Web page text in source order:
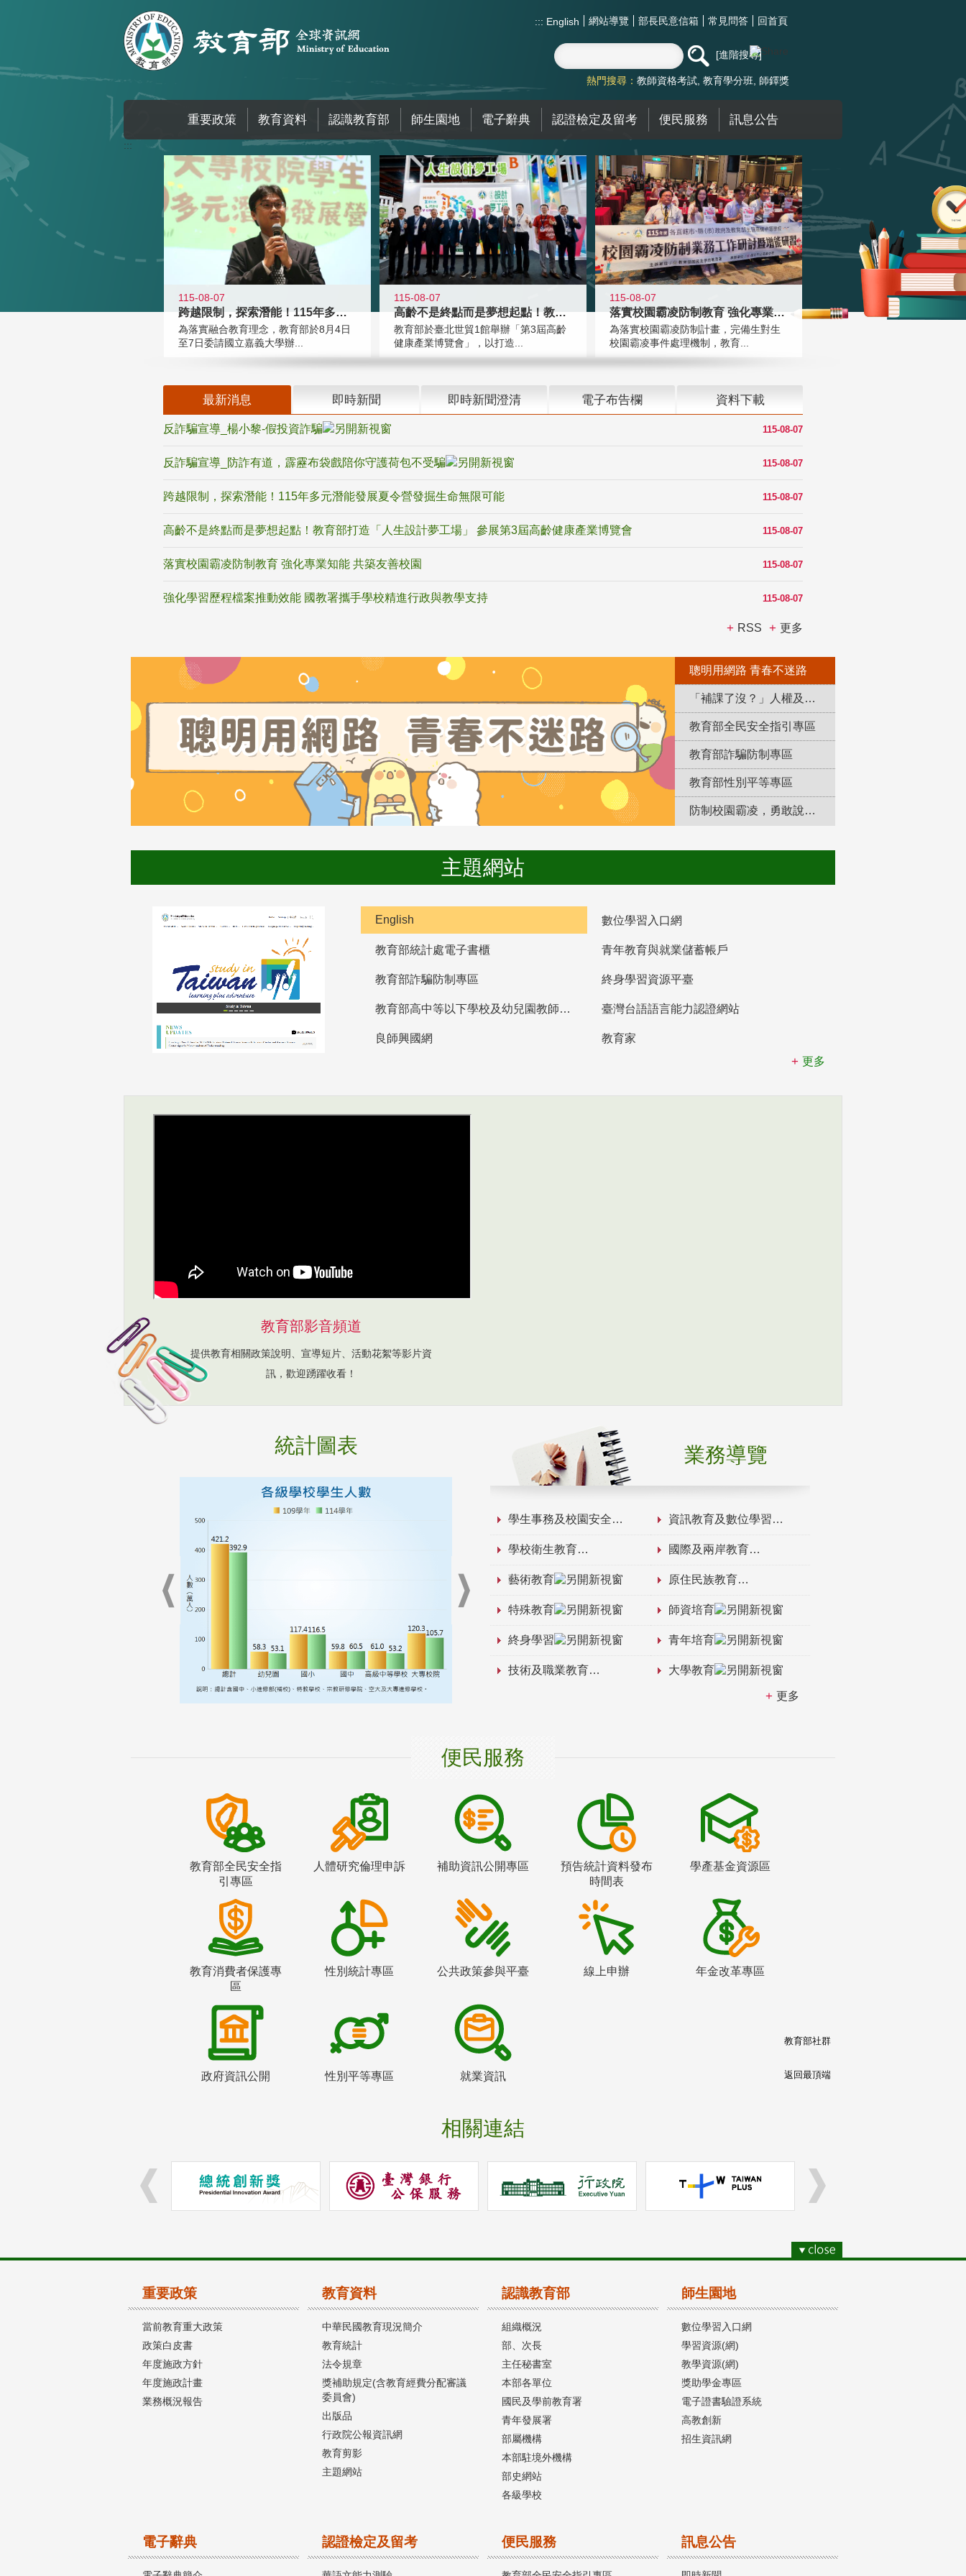
::: English 網站導覽 部長民意信箱 常見問答 回首頁
進階搜尋
熱門搜尋： 教師資格考試 教育學分班 師鐸獎
重要政策 教育資料 認識教育部 師生園地 電子辭典 認證檢定及留考 便民服務 訊息公告
:::
115-08-07
跨越限制，探索潛能！115年多元潛
為落實融合教育理念，教育部於8月4日
至7日委請國立嘉義大學辦...
115-08-07
高齡不是終點而是夢想起點！教育部打
教育部於臺北世貿1館舉辦「第3屆高齡
健康產業博覽會」，以打造...
115-08-07
落實校園霸凌防制教育 強化專業知能
為落實校園霸凌防制計畫，完備生對生
校園霸凌事件處理機制，教育...
最新消息 即時新聞 即時新聞澄清 電子布告欄 資料下載
115-08-07
反詐騙宣導_楊小黎-假投資詐騙
115-08-07
反詐騙宣導_防詐有道，霹靂布袋戲陪你守護荷包不受騙
115-08-07
跨越限制，探索潛能！115年多元潛能發展夏令營發掘生命無限可能
115-08-07
高齡不是終點而是夢想起點！教育部打造「人生設計夢工場」 參展第3屆高齡健康產業博覽會
115-08-07
落實校園霸凌防制教育 強化專業知能 共築友善校園
115-08-07
強化學習歷程檔案推動效能 國教署攜手學校精進行政與教學支持
RSS 更多
聰明用網路 青春不迷路
「補課了沒？」人權及轉型正義教育專區
教育部全民安全指引專區
教育部詐騙防制專區
教育部性別平等專區
防制校園霸凌，勇敢說出來！
主題網站
English 數位學習入口網
教育部統計處電子書櫃 青年教育與就業儲蓄帳戶
教育部詐騙防制專區 終身學習資源平臺
教育部高中等以下學校及幼兒園教師資格檢定考試 臺灣台語語言能力認證網站
良師興國網
教育家
更多
教育部影音頻道
提供教育相關政策說明、宣導短片、活動花絮等影片資
訊，歡迎踴躍收看！
統計圖表 業務導覽
學生事務及校園安全 資訊教育及數位學習
學校衛生教育 國際及兩岸教育
藝術教育 原住民族教育
特殊教育 師資培育
終身學習 青年培育
技術及職業教育 大學教育
更多
便民服務
教育部全民安全指
引專區
人體研究倫理申訴 補助資訊公開專區
預告統計資料發布
時間表
學產基金資源區
教育消費者保護專
區
性別統計專區 公共政策參與平臺 線上申辦 年金改革專區
政府資訊公開 性別平等專區 就業資訊
相關連結
教育部社群
返回最頂端
重要政策
當前教育重大政策
政策白皮書
年度施政方針
年度施政計畫
業務概況報告
教育資料
中華民國教育現況簡介
教育統計
法令規章
獎補助規定(含教育經費分配審議
委員會)
出版品
行政院公報資訊網
教育剪影
主題網站
認識教育部
組織概況
部、次長
主任秘書室
本部各單位
國民及學前教育署
青年發展署
部屬機構
本部駐境外機構
部史網站
各級學校
師生園地
數位學習入口網
學習資源(網)
教學資源(網)
獎助學金專區
電子證書驗證系統
高教創新
招生資訊網
電子辭典 認證檢定及留考 便民服務 訊息公告